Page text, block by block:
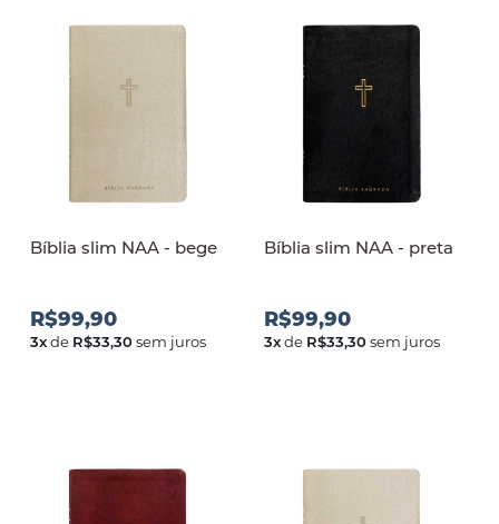
Bíblia slim NAA - bege
R$99,90
3xde R$33,30sem juros
Bíblia slim NAA - preta
R$99,90
3xde R$33,30sem juros